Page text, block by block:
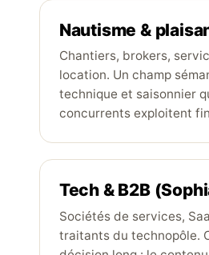
Nautisme &
Chantiers, brokers,
location. Un champ
technique et saisonnier
concurrents exploitent
Tech & B2B
Sociétés de services,
traitants du technopôle.